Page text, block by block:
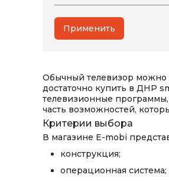
Применить
Обычный телевизор можно
достаточно купить в ДНР
телевизионные
часть возможностей,
Критерии выбора
В магазине E-mobi
конструкция;
операционная система;